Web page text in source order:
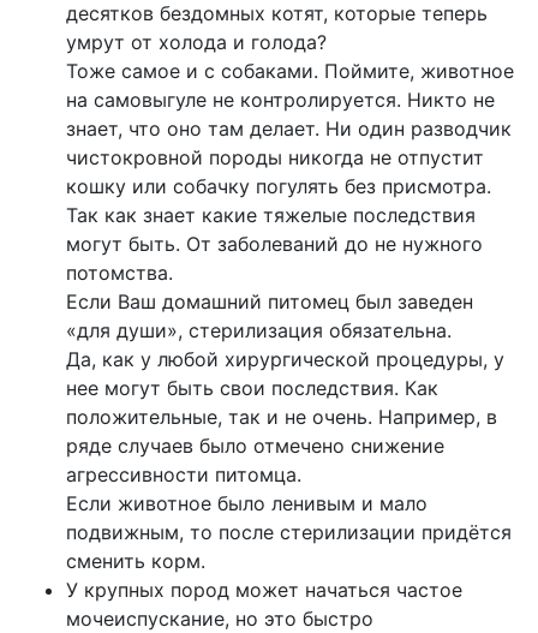
десятков бездомных котят, которые теперь
умрут от холода и голода?
Тоже самое и с собаками. Поймите, животное
на самовыгуле не контролируется. Никто не
знает, что оно там делает. Ни один разводчик
чистокровной породы никогда не отпустит
кошку или собачку погулять без присмотра.
Так как знает какие тяжелые последствия
могут быть. От заболеваний до не нужного
потомства.
Если Ваш домашний питомец был заведен
«для души», стерилизация обязательна.
Да, как у любой хирургической процедуры, у
нее могут быть свои последствия. Как
положительные, так и не очень. Например, в
ряде случаев было отмечено снижение
агрессивности питомца.
Если животное было ленивым и мало
подвижным, то после стерилизации придётся
сменить корм.
У крупных пород может начаться частое
мочеиспускание, но это быстро